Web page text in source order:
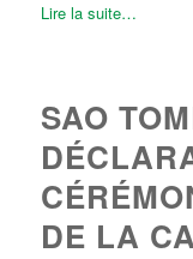
Lire la suite…
SAO
DE LA